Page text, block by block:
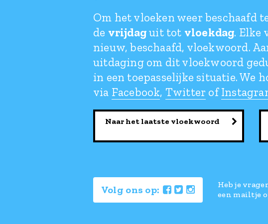
Om het vloeken weer beschaafd
de vrijdaguit tot vloekdag. Elke
nieuw, beschaafd, vloekwoord.
uitdaging om dit vloekwoord
in een toepasselijke situatie. We
via Facebook, Twitter of
Naar het laatste vloekwoord
Volg ons op:
Heb je
een mailtje